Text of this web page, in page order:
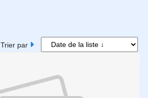
Trier par